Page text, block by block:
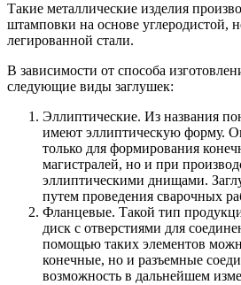
Такие металлические изделия
штамповки на основе углеродистой,
легированной стали.
В зависимости от способа
следующие виды заглушек:
Эллиптические. Из названия
имеют эллиптическую форму.
только для формирования
магистралей, но и при
эллиптическими днищами.
путем проведения сварочных
Фланцевые. Такой тип
диск с отверстиями для
помощью таких элементов
конечные, но и разъемные
возможность в дальнейшем